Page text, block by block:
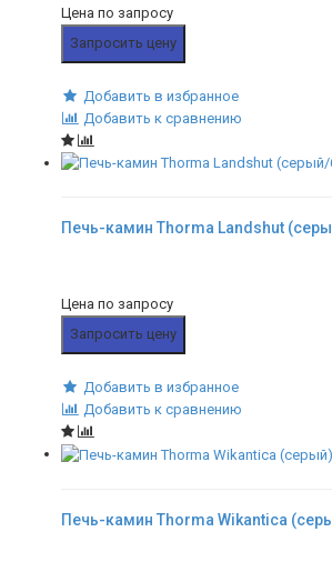
Цена по запросу
Запросить цену
Добавить в избранное
Добавить к сравнению
Печь-камин Thorma Landshut
Цена по запросу
Запросить цену
Добавить в избранное
Добавить к сравнению
Печь-камин Thorma Wikantica